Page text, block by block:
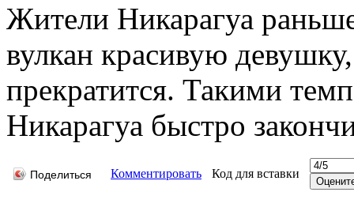
Жители Никарагуа
вулкан красивую
прекратится. Такими
Никарагуа быстро
Поделиться Комментировать Код для вставки